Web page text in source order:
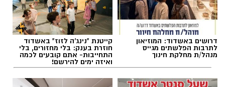
תגים:דגלים בחופי אשדוד
דרושים באשדוד: המוזיאון
לתרבות הפלשתים מגייס
מנהל/ת מחלקת חינוך
קייטנת "נינג'ה לזוז" באשדוד
חוזרת בענק: בלי מחזורים, בלי
התחייבות- אתם קובעים לכמה
ואיזה ימים להירשם!